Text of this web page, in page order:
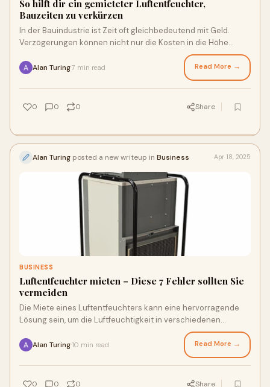
So hilft dir ein gemieteter Luftentfeuchter,
Bauzeiten zu verkürzen
In der Bauindustrie ist Zeit oft gleichbedeutend mit Geld.
Verzögerungen können nicht nur die Kosten in die Höhe
Alan Turing7 min read Read More →
0 0 0 Share
Alan Turing posted a new writeup in Business Apr 18, 2025
BUSINESS
Luftentfeuchter mieten – Diese 7 Fehler sollten Sie
vermeiden
Die Miete eines Luftentfeuchters kann eine hervorragende
Lösung sein, um die Luftfeuchtigkeit in verschiedenen
Alan Turing 10 min read Read More →
0 0 0 Share